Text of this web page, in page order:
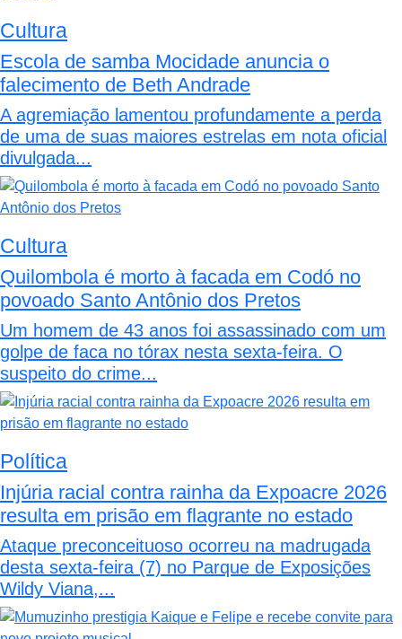
Cultura
Escola de samba Mocidade anuncia o
falecimento de Beth Andrade
A agremiação lamentou profundamente a perda
de uma de suas maiores estrelas em nota oficial
divulgada...
Cultura
Quilombola é morto à facada em Codó no
povoado Santo Antônio dos Pretos
Um homem de 43 anos foi assassinado com um
golpe de faca no tórax nesta sexta-feira. O
suspeito do crime...
Política
Injúria racial contra rainha da Expoacre 2026
resulta em prisão em flagrante no estado
Ataque preconceituoso ocorreu na madrugada
desta sexta-feira (7) no Parque de Exposições
Wildy Viana,...